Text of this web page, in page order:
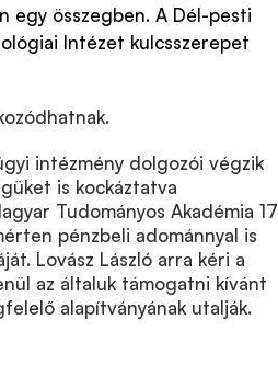
egy összegben. A Dél-pesti
Intézet kulcsszerepet
intézmény dolgozói végzik
is kockáztatva
Tudományos Akadémia 17
pénzbeli adománnyal is
Lovász László arra kéri a
az általuk támogatni kívánt
alapítványának utalják.